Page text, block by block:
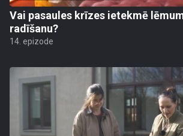
Vai pasaules krīzes ietekmē
radīšanu?
14. epizode